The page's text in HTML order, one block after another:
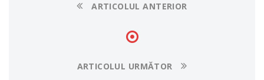
ARTICOLUL ANTERIOR
ARTICOLUL URMĂTOR